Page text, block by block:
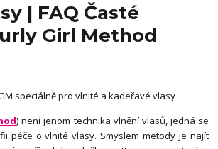
| FAQ Časté
Girl Method
) není jenom technika vlnění vlasů, jedná se
péče o vlnité vlasy. Smyslem metody je najít